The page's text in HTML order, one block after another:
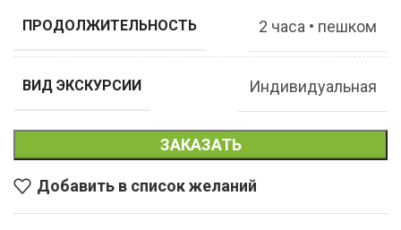
ПРОДОЛЖИТЕЛЬНОСТЬ 2 часа • пешком
ВИД ЭКСКУРСИИ Индивидуальная
ЗАКАЗАТЬ
Добавить в список желаний